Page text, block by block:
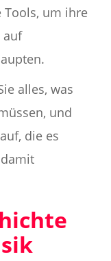
Tools, um ihre
auf
alles, was
und
die es